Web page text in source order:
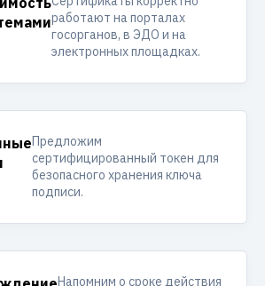
работают на порталах
госорганов, в ЭДО и на
электронных площадках.
Предложим
сертифицированный токен для
безопасного хранения ключа
подписи.
Напомним о сроке действия